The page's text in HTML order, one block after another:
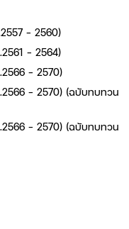
- 2560)
- 2564)
- 2570)
- 2570) (ฉบับทบทวน
- 2570) (ฉบับทบทวน